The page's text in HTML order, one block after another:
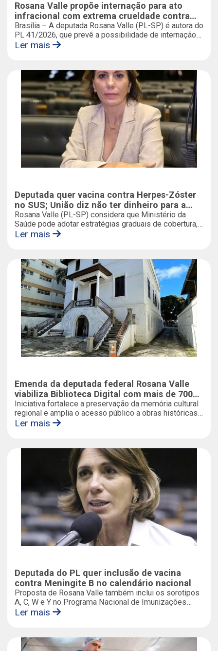
Rosana Valle propõe internação para ato
infracional com extrema crueldade contra
animais
Brasília – A deputada Rosana Valle (PL-SP) é autora do
PL 41/2026, que prevê a possibilidade de internação
de criança ou adolescente que pratique ato infracional
urgência aprovados pela Câmara dos Deputados.
Ler mais
Deputada quer vacina contra Herpes-Zóster
no SUS; União diz não ter dinheiro para a
imunização
Rosana Valle (PL-SP) considera que Ministério da
Saúde pode adotar estratégias graduais de cobertura,
vacinando grupos prioritários e sem desrespeitar
Ler mais
Emenda da deputada federal Rosana Valle
viabiliza Biblioteca Digital com mais de 700
obras da história e da literatura da Baixada
Santista
Iniciativa fortalece a preservação da memória cultural
regional e amplia o acesso público a obras históricas
e literárias de Santos e da Baixada Santista.
Ler mais
Deputada do PL quer inclusão de vacina
contra Meningite B no calendário nacional
Proposta de Rosana Valle também inclui os sorotipos
A, C, W e Y no Programa Nacional de Imunizações
(PNI); texto segue para despacho da Mesa Diretora da
Ler mais